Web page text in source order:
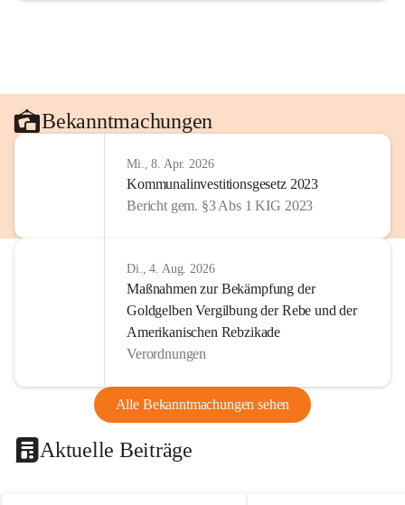
Bekanntmachungen
Mi., 8. Apr. 2026
Kommunalinvestitionsgesetz 2023
Bericht gem. §3 Abs 1 KIG 2023
Di., 4. Aug. 2026
Maßnahmen zur Bekämpfung der
Goldgelben Vergilbung der Rebe und der
Amerikanischen Rebzikade
Verordnungen
Alle Bekanntmachungen sehen
Aktuelle Beiträge